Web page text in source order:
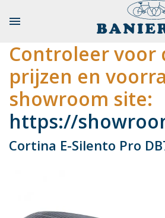

Controleer voor
prijzen en
showroom site:
https://
Cortina E-Silento Pro